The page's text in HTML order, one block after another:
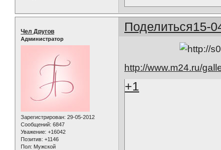
Поделиться15-
Чел Другов
Администратор
Зарегистрирован: 29-05-2012
Сообщений: 6847
Уважение: +16042
Позитив: +1146
Пол: Мужской
http://www.m24.ru/
+1